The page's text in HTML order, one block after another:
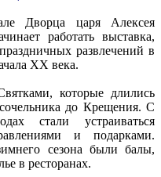
Дворца царя Алексея
работать выставка,
развлечений в
XX века.
которые длились
до Крещения. С
стали устраиваться
и подарками.
сезона были балы,
в ресторанах.